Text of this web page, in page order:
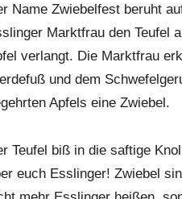
Name Zwiebelfest beruht
Marktfrau den Teufel
verlangt. Die Marktfrau
und dem
Apfels eine Zwiebel.
Teufel biß in die saftige
euch Esslinger! Zwiebel